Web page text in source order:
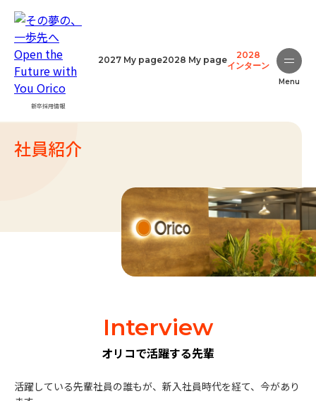
新卒採用情報
Menu
2027 My page2028 My page
2028
インターン
社員紹介
Interview
オリコで活躍する先輩
活躍している先輩社員の誰もが、新入社員時代を経て、今があり